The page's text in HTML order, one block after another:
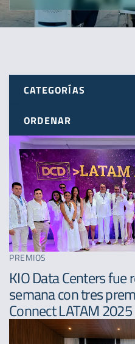
CATEGORÍAS
Todos
Expansión
Novedades
Premios
ORDENAR
Más reciente
Menos reciente
A - Z
PREMIOS
KIO Data Centers fue
semana con tres
Connect LATAM 2025